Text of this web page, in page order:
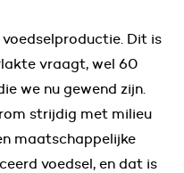
Dit is
vraagt, wel 60
we nu gewend zijn.
strijdig met milieu
maatschappelijke
voedsel, en dat is